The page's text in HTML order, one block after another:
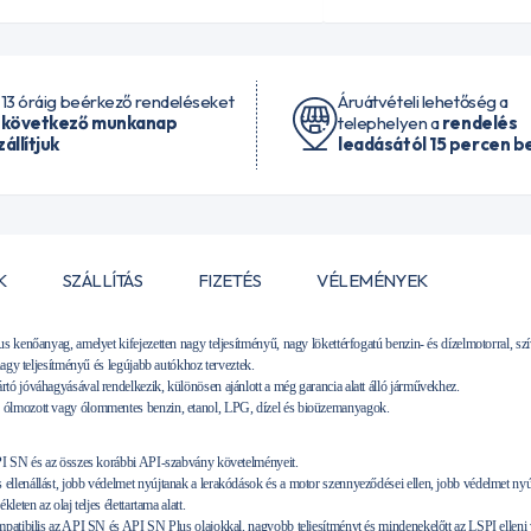
óráig beérkező rendeléseket
munkanap
Áruátvételi lehetőség a
telephelyen arendelés
leadásától 15 percen
SZÁLLÍTÁS FIZETÉS VÉLEMÉNYEK
kenőanyag, amelyet kifejezetten nagy teljesítményű, nagy lökettérfogatú benzin- és dízelmotorral,
teljesítményű és legújabb autókhoz terveztek.
jóváhagyásával rendelkezik, különösen ajánlott a még garancia alatt álló járművekhez.
vagy ólommentes benzin, etanol, LPG, dízel és bioüzemanyagok.
SN és az összes korábbi API-szabvány követelményeit.
jobb védelmet nyújtanak a lerakódások és a motor szennyeződései ellen, jobb védelmet
az olaj teljes élettartama alatt.
az API SN és API SN Plus olajokkal, nagyobb teljesítményt és mindenekelőtt az LSPI